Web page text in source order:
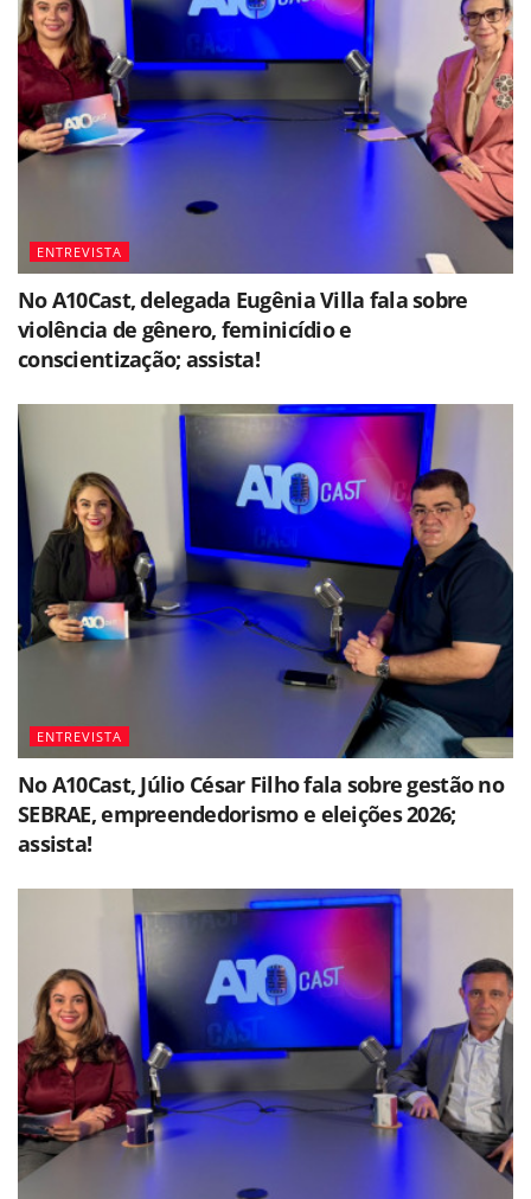
ENTREVISTA
No A10Cast, delegada Eugênia Villa fala sobre
violência de gênero, feminicídio e
conscientização; assista!
ENTREVISTA
No A10Cast, Júlio César Filho fala sobre gestão no
SEBRAE, empreendedorismo e eleições 2026;
assista!